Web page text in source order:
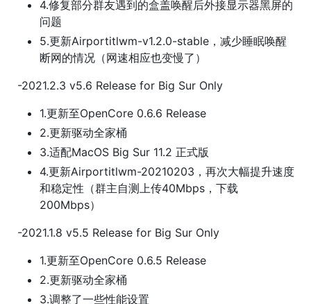
4.修复部分群友遇到的盒盖唤醒后外接显示器黑屏的
问题
5.更新Airportitlwm-v1.2.0-stable，减少睡眠唤醒
断网的情况（网速相应也变慢了）
-2021.2.3 v5.6 Release for Big Sur Only
1.更新至OpenCore 0.6.6 Release
2.更新驱动全家桶
3.适配MacOS Big Sur 11.2 正式版
4.更新Airportitlwm-20210203，再次大幅提升速度
和稳定性（群主自测上传40Mbps，下载
200Mbps）
-2021.1.8 v5.5 Release for Big Sur Only
1.更新至OpenCore 0.6.5 Release
2.更新驱动全家桶
3.调整了一些性能设置